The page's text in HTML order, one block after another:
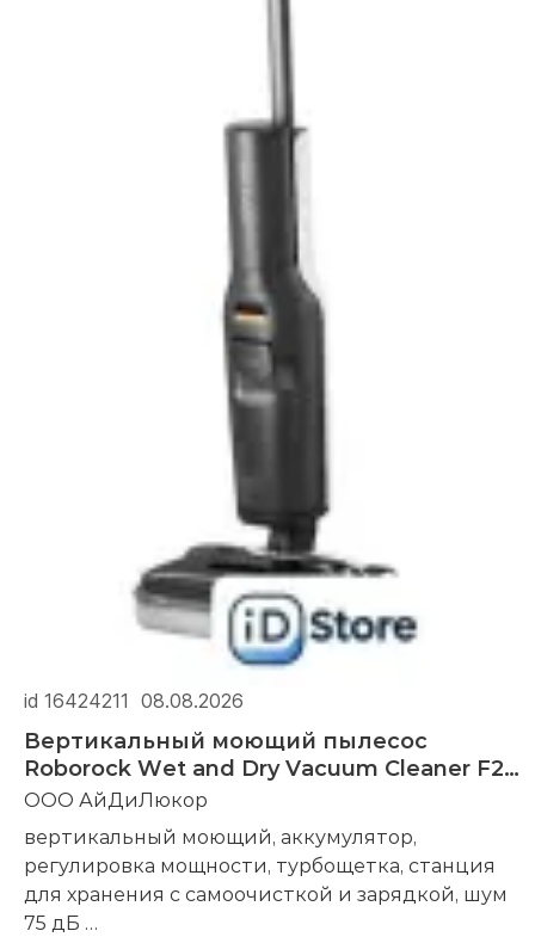
id 16424211 08.08.2026
Вертикальный моющий пылесос
Roborock Wet and Dry Vacuum Cleaner F25
ALT WD5M4A (с русской озвучкой,
ООО АйДиЛюкор
вертикальный моющий, аккумулятор,
регулировка мощности, турбощетка, станция
для хранения с самоочисткой и зарядкой, шум
75 дБ